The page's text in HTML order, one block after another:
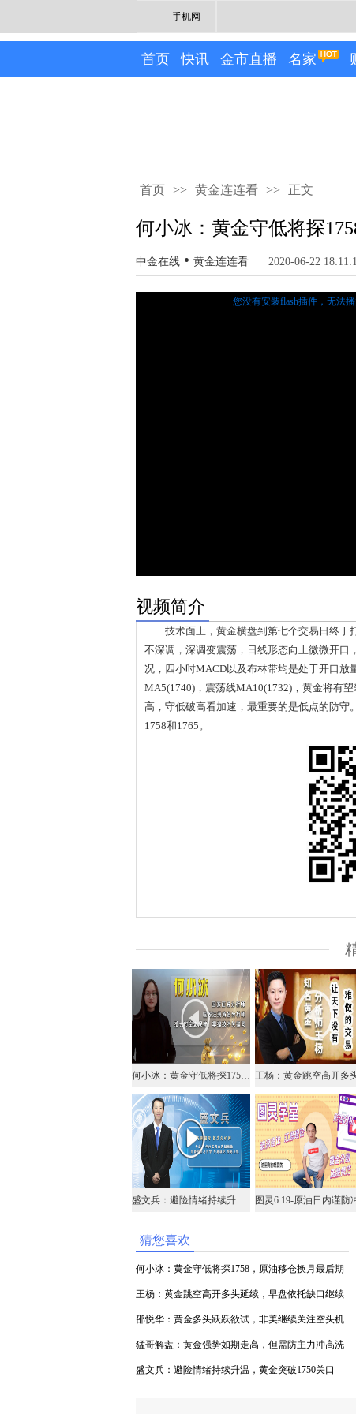
手机网
首页 快讯 金市直播 名家
首页 >> 黄金连连看 >> 正文
何小冰：黄金守低将探
中金在线 • 黄金连连看 2020-06-22
您没有安装flash插件，无法播
视频简介
技术面上，黄金横盘到第七个交易日终于
不深调，深调变震荡，日线形态向上微微开
况，四小时MACD以及布林带均是处于开口放
MA5(1740)，震荡线MA10(1732)，黄金将有
高，守低破高看加速，最重要的是低点的防
1758和1765。
何小冰：黄金守低将探1758，原油移仓换月最后期限
盛文兵：避险情绪持续升温，黄金突破1750关口
猜您喜欢
何小冰：黄金守低将探1758，原油移仓换月最后期
限
王杨：黄金跳空高开多头延续，早盘依托缺口继续
多！
邵悦华：黄金多头跃跃欲试，非美继续关注空头机
会
猛哥解盘：黄金强势如期走高，但需防主力冲高洗
盘
盛文兵：避险情绪持续升温，黄金突破1750关口